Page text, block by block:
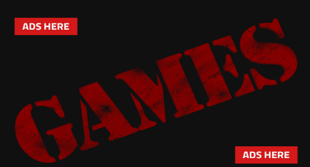
navigation